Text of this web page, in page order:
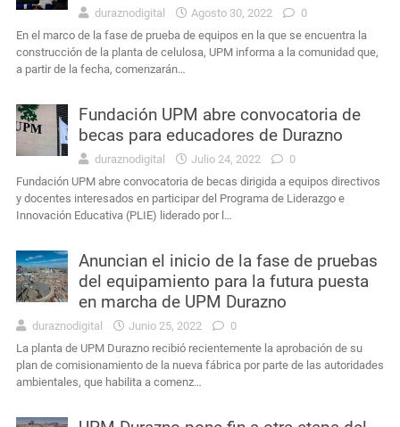
Interés General Masculino condenado en Durazno por porte de arma de fuego en lugares públicos
Actualidad
Interés General
Actualidad
duraznodigital Agosto 30, 2022
0
En el marco de la fase de prueba de equipos en la que se encuentra la
construcción de la planta de celulosa, UPM informa a la comunidad que,
a partir de la fecha, comenzarán…
Fundación UPM abre convocatoria de
becas para educadores de Durazno
duraznodigital Julio 24, 2022
0
Fundación UPM abre convocatoria de becas dirigida a equipos directivos
y docentes interesados en participar del Programa de Liderazgo e
Innovación Educativa (PLIE) liderado por l…
Anuncian el inicio de la fase de pruebas
del equipamiento para la futura puesta
en marcha de UPM Durazno
duraznodigital Junio 25, 2022
0
La planta de UPM Durazno recibió recientemente la aprobación de su
plan de comisionamiento de la nueva fábrica por parte de las autoridades
ambientales, que habilita a comenz…